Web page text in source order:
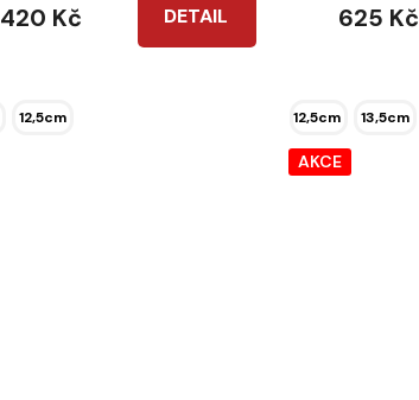
DETAIL
420 Kč
12,5cm
625 Kč
12,5cm 13,5cm
AKCE